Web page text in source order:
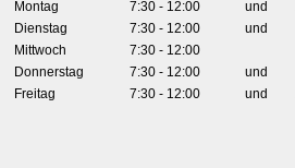
Montag 7:30 - 12:00 und
Dienstag
7:30 - 12:00 und
Mittwoch
7:30 - 12:00
Donnerstag
7:30 - 12:00 und
Freitag
7:30 - 12:00 und